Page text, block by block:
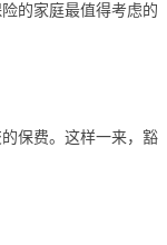
的家庭最值得考虑的
保费。这样一来，豁